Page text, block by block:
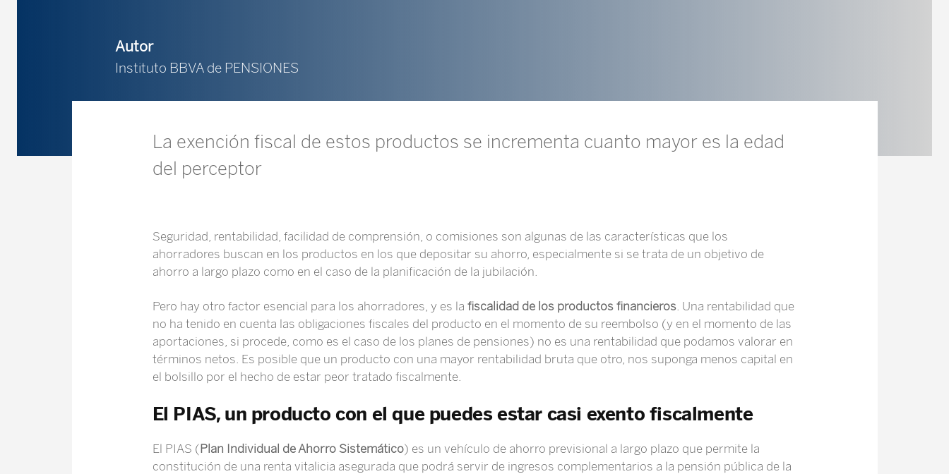
Autor
Instituto BBVA de PENSIONES
La exención fiscal de estos productos se incrementa cuanto mayor es la edad
del perceptor
Seguridad, rentabilidad, facilidad de comprensión, o comisiones son algunas de las características que los
ahorradores buscan en los productos en los que depositar su ahorro, especialmente si se trata de un objetivo de
ahorro a largo plazo como en el caso de la planificación de la jubilación.
Pero hay otro factor esencial para los ahorradores, y es la fiscalidad de los productos financieros. Una rentabilidad que
no ha tenido en cuenta las obligaciones fiscales del producto en el momento de su reembolso (y en el momento de las
aportaciones, si procede, como es el caso de los planes de pensiones) no es una rentabilidad que podamos valorar en
términos netos. Es posible que un producto con una mayor rentabilidad bruta que otro, nos suponga menos capital en
el bolsillo por el hecho de estar peor tratado fiscalmente.
El PIAS, un producto con el que puedes estar casi exento fiscalmente
El PIAS (Plan Individual de Ahorro Sistemático) es un vehículo de ahorro previsional a largo plazo que permite la
constitución de una renta vitalicia asegurada que podrá servir de ingresos complementarios a la pensión pública de la